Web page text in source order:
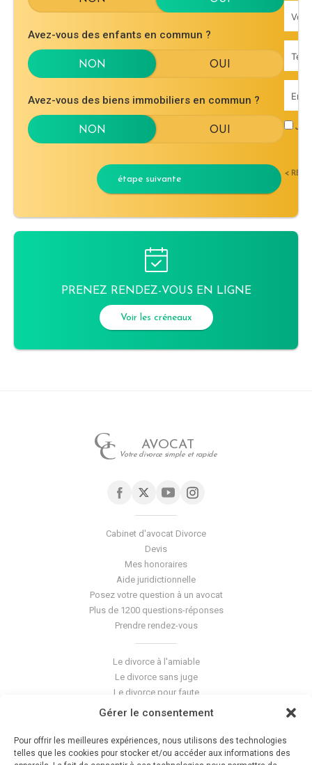
Gérer le consentement
Pour offrir les meilleures expériences, nous utilisons des technologies
telles que les cookies pour stocker et/ou accéder aux informations des
Avez-vous des enfants en commun ?
Avez-vous des biens immobiliers en commun ?
étape suivante <
PRENEZ RENDEZ-VOUS EN LIGNE
Voir les créneaux
AVOCAT
Votre divorce simple et rapide
Cabinet d'avocat Divorce
Devis
Mes honoraires
Aide juridictionnelle
Posez votre question à un avocat
Plus de 1200 questions-réponses
Prendre rendez-vous
Le divorce à l'amiable
Le divorce sans juge
Le divorce pour faute
Le divorce accepté
La séparation de corps
Les violences conjugales